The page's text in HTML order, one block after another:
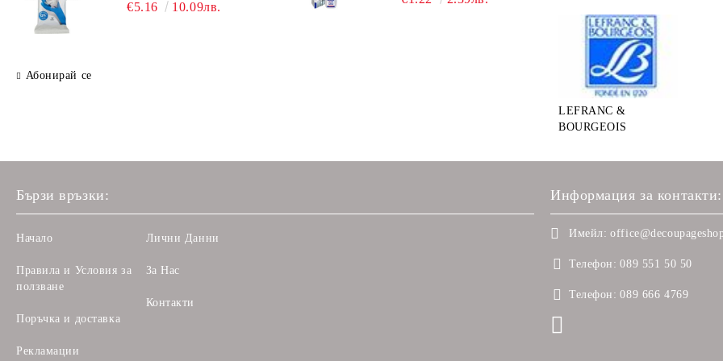
€5.16 10.09лв.
Абонирай се
LEFRANC &
BOURGEOIS
Бързи връзки:
Начало
Правила и Условия за
ползване
Поръчка и доставка
Рекламации
Лични Данни
За Нас
Контакти
Информация за контакти:
Имейл:
Телефон: 089 551 50 50
Телефон: 089 666 4769